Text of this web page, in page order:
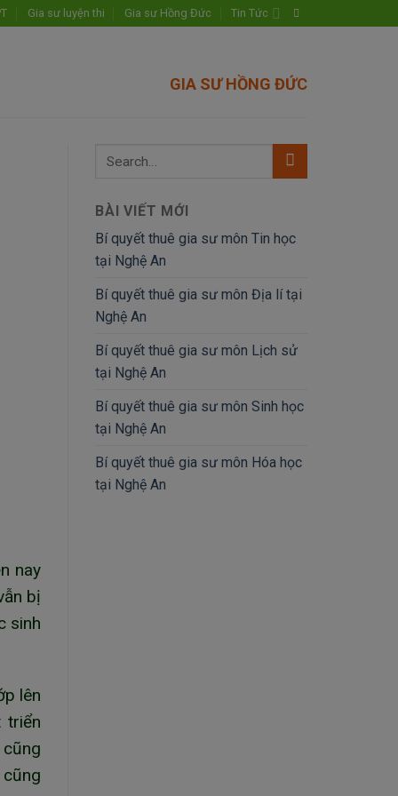
Gia sư luyện thi Gia sư Hồng Đức Tin Tức
GIA SƯ HỒNG ĐỨC
nay
bị
sinh
lên
triển
BÀI VIẾT MỚI
Bí quyết thuê gia sư môn Tin học
tại Nghệ An
Bí quyết thuê gia sư môn Địa lí tại
Nghệ An
Bí quyết thuê gia sư môn Lịch sử
tại Nghệ An
Bí quyết thuê gia sư môn Sinh học
tại Nghệ An
Bí quyết thuê gia sư môn Hóa học
tại Nghệ An